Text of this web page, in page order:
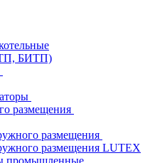
БИТП)
размещения
размещения
размещения LUTEX
промышленные